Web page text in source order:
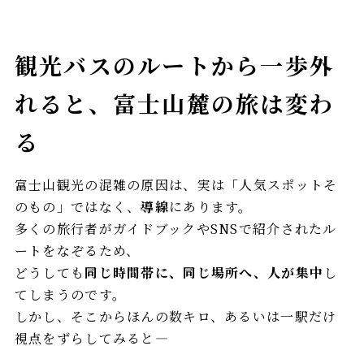
観光バスのルートから一歩外
れると、富士山麓の旅は変わ
る
富士山観光の混雑の原因は、実は「人気スポットそ
のもの」ではなく、導線にあります。
多くの旅行者がガイドブックやSNSで紹介されたル
ートをなぞるため、
どうしても 同じ時間帯に、同じ場所へ、人が集中 し
てしまうのです。
しかし、そこからほんの数キロ、あるいは一駅だけ
視点をずらしてみると—